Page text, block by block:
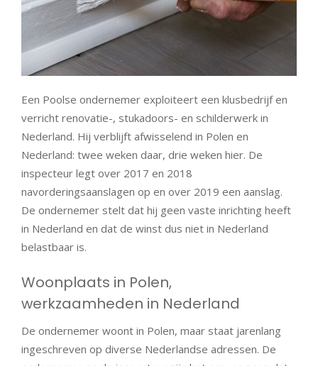
Een Poolse ondernemer exploiteert een klusbedrijf en
verricht renovatie-, stukadoors- en schilderwerk in
Nederland. Hij verblijft afwisselend in Polen en
Nederland: twee weken daar, drie weken hier. De
inspecteur legt over 2017 en 2018
navorderingsaanslagen op en over 2019 een aanslag.
De ondernemer stelt dat hij geen vaste inrichting heeft
in Nederland en dat de winst dus niet in Nederland
belastbaar is.
Woonplaats in Polen,
werkzaamheden in Nederland
De ondernemer woont in Polen, maar staat jarenlang
ingeschreven op diverse Nederlandse adressen. De